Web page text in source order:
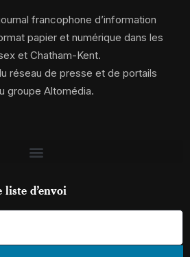
francophone d’information
papier et numérique dans les
et Chatham-Kent.
réseau de presse et de portails
groupe Altomédia.
d’envoi